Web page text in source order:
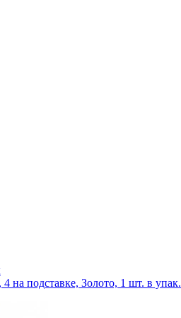
на подставке, Золото, 1 шт. в упак.